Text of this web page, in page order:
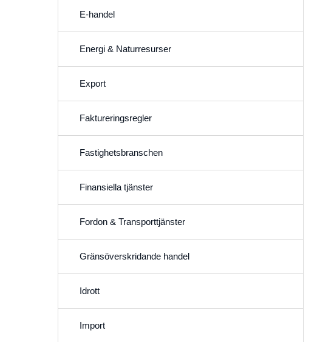
E-handel
Energi & Naturresurser
Export
Faktureringsregler
Fastighetsbranschen
Finansiella tjänster
Fordon & Transporttjänster
Gränsöverskridande handel
Idrott
Import